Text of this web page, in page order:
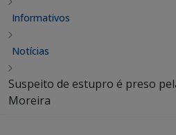
Informativos
Notícias
Suspeito de estupro é preso
Moreira